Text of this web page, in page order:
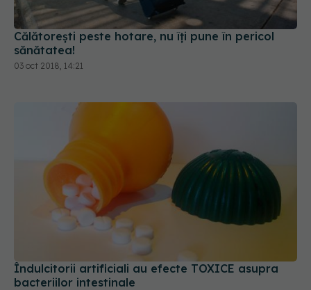
Călătorești peste hotare, nu îți pune în pericol
sănătatea!
03 oct 2018, 14:21
Îndulcitorii artificiali au efecte TOXICE asupra
bacteriilor intestinale